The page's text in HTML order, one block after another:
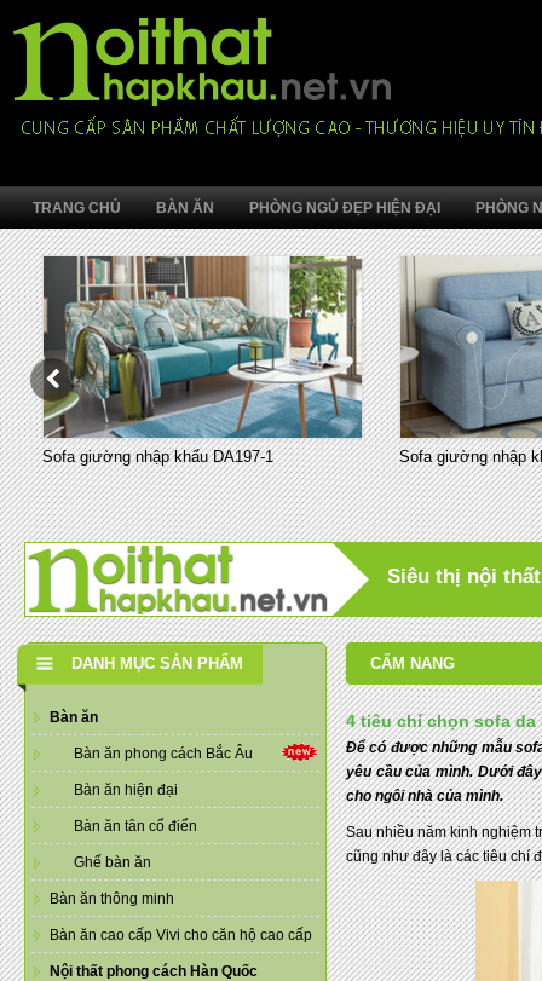
TRANG CHỦ BÀN ĂN PHÒNG NGỦ ĐẸP HIỆN ĐẠI PHÒNG
Sofa giường nhập khẩu DA197-1 Sofa giường nhập
Siêu thị nội
DANH MỤC SẢN PHẨM
Bàn ăn
Bàn ăn phong cách Bắc Âu
Bàn ăn hiện đại
Bàn ăn tân cổ điển
Ghế bàn ăn
Bàn ăn thông minh
Bàn ăn cao cấp Vivi cho căn hộ cao cấp
Nội thất phong cách Hàn Quốc
CẨM NANG
4 tiêu chí chọn sofa
Để có được những mẫu
yêu cầu của mình. Dưới
cho ngôi nhà của mình.
Sau nhiều năm kinh nghiệm
cũng như đây là các tiêu chí